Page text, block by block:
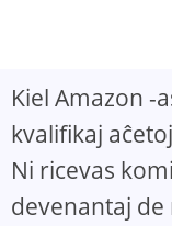
Kiel Amazon -
kvalifikaj
Ni ricevas
devenantaj de